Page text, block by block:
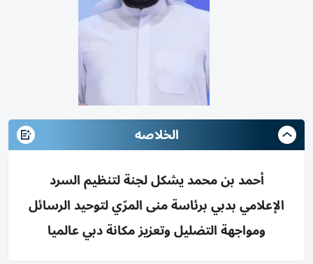
الخلاصه
أحمد بن محمد يشكل لجنة لتنظيم السرد
الإعلامي بدبي برئاسة منى المرّي لتوحيد الرسائل
ومواجهة التضليل وتعزيز مكانة دبي عالميا